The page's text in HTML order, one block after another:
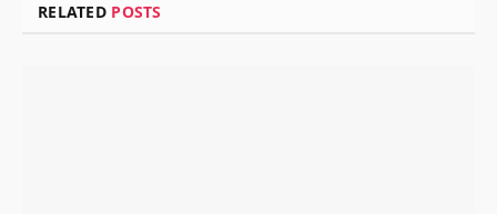
RELATED POSTS